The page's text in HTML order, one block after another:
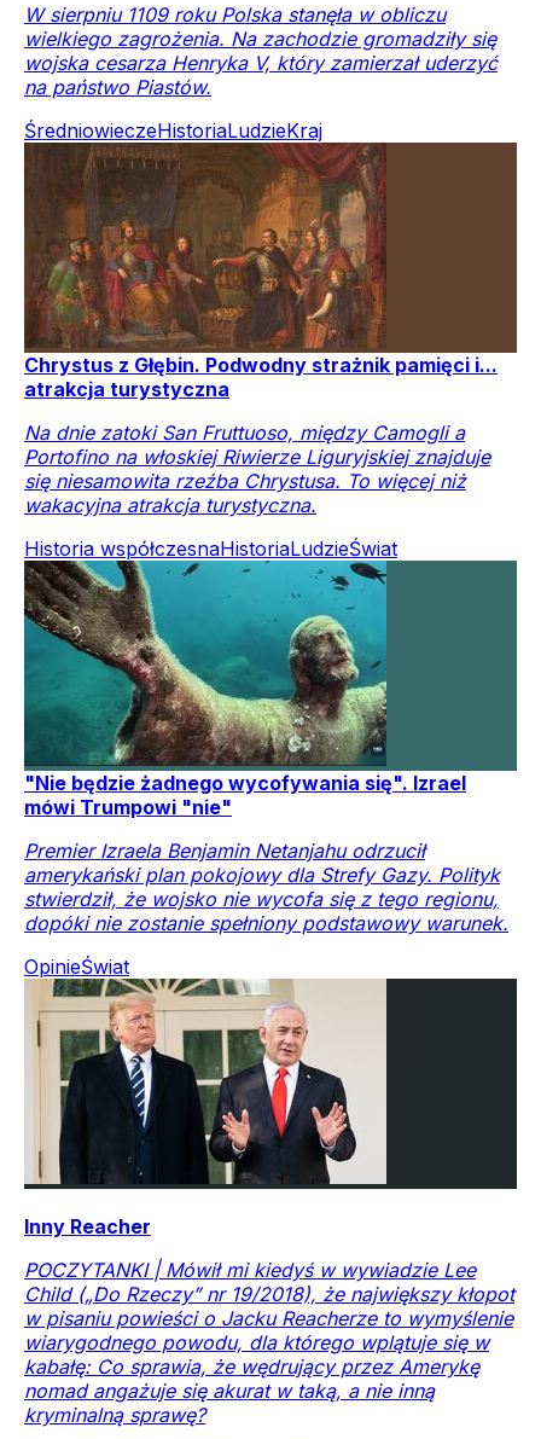
W sierpniu 1109 roku Polska stanęła w obliczu
wielkiego zagrożenia. Na zachodzie gromadziły się
wojska cesarza Henryka V, który zamierzał uderzyć
na państwo Piastów.
ŚredniowieczeHistoriaLudzieKraj
Chrystus z Głębin. Podwodny strażnik pamięci i...
atrakcja turystyczna
Na dnie zatoki San Fruttuoso, między Camogli a
Portofino na włoskiej Riwierze Liguryjskiej znajduje
się niesamowita rzeźba Chrystusa. To więcej niż
wakacyjna atrakcja turystyczna.
Historia współczesnaHistoriaLudzieŚwiat
"Nie będzie żadnego wycofywania się". Izrael
mówi Trumpowi "nie"
Premier Izraela Benjamin Netanjahu odrzucił
amerykański plan pokojowy dla Strefy Gazy. Polityk
stwierdził, że wojsko nie wycofa się z tego regionu,
dopóki nie zostanie spełniony podstawowy warunek.
OpinieŚwiat
Inny Reacher
POCZYTANKI | Mówił mi kiedyś w wywiadzie Lee
Child („Do Rzeczy” nr 19/2018), że największy kłopot
w pisaniu powieści o Jacku Reacherze to wymyślenie
wiarygodnego powodu, dla którego wplątuje się w
kabałę: Co sprawia, że wędrujący przez Amerykę
nomad angażuje się akurat w taką, a nie inną
kryminalną sprawę?